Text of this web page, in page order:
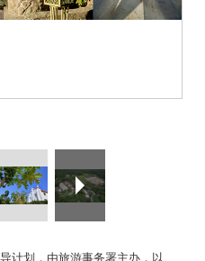
计划，由旅游事务署主办，以